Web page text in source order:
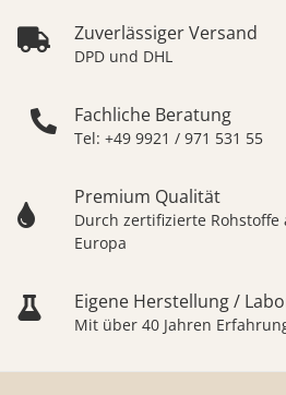
Zuverlässiger Versand
DPD und DHL
Fachliche Beratung
Tel: +49 9921 / 971 531 55
Premium Qualität
Durch zertifizierte
Europa
Eigene Herstellung /
Mit über 40 Jahren